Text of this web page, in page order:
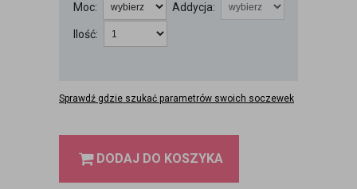
Moc: Addycja:
Ilość:
Sprawdź gdzie szukać parametrów swoich soczewek
DODAJ DO KOSZYKA